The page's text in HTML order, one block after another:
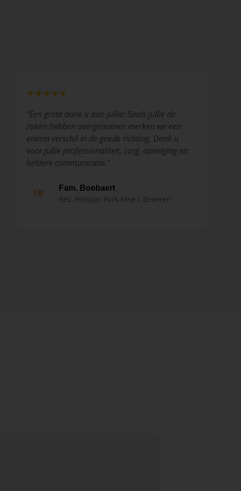
★★★★★
"Een grote dank u aan jullie! Sinds jullie de
zaken hebben overgenomen merken we een
enorm verschil in de goede richting. Dank u
voor jullie professionaliteit, zorg, opvolging en
heldere communicatie."
FB Fam. Boebaert
Res. Prosper Park Fase I, Beveren